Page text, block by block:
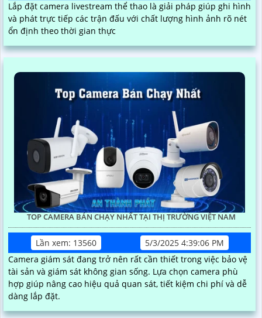
Lắp đặt camera livestream thể thao là giải pháp giúp ghi hình
và phát trực tiếp các trận đấu với chất lượng hình ảnh rõ nét
ổn định theo thời gian thực
TOP CAMERA BÁN CHẠY NHẤT TẠI THỊ TRƯỜNG VIỆT NAM
Lần xem: 13560
5/3/2025 4:39:06 PM
Camera giám sát đang trở nên rất cần thiết trong việc bảo vệ
tài sản và giám sát không gian sống. Lựa chọn camera phù
hợp giúp nâng cao hiệu quả quan sát, tiết kiệm chi phí và dễ
dàng lắp đặt.